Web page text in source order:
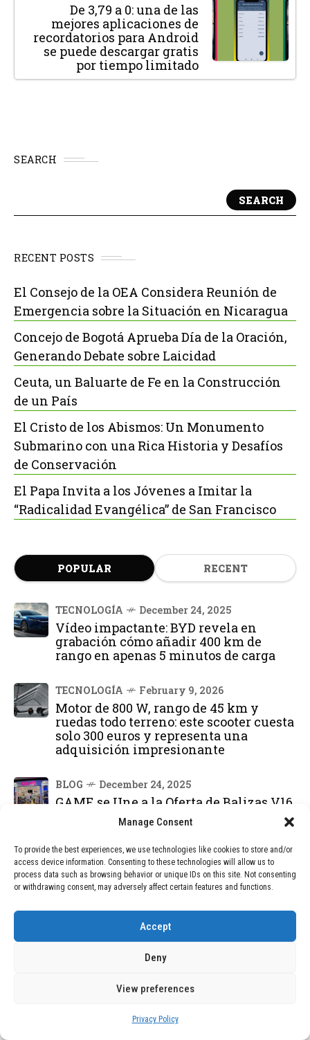
Manage Consent
To provide the best experiences, we use technologies like cookies to store and/or
access device information. Consenting to these technologies will allow us to
process data such as browsing behavior or unique IDs on this site. Not consenting
or withdrawing consent, may adversely affect certain features and functions.
Accept
Deny
View preferences
Privacy Policy
De 3,79 a 0: una de las
mejores aplicaciones de
recordatorios para Android
se puede descargar gratis
por tiempo limitado
SEARCH
SEARCH
RECENT POSTS
El Consejo de la OEA Considera Reunión de
Emergencia sobre la Situación en Nicaragua
Concejo de Bogotá Aprueba Día de la Oración,
Generando Debate sobre Laicidad
Ceuta, un Baluarte de Fe en la Construcción
de un País
El Cristo de los Abismos: Un Monumento
Submarino con una Rica Historia y Desafíos
de Conservación
El Papa Invita a los Jóvenes a Imitar la
“Radicalidad Evangélica” de San Francisco
POPULAR RECENT
TECNOLOGÍA December 24, 2025
Vídeo impactante: BYD revela en
grabación cómo añadir 400 km de
rango en apenas 5 minutos de carga
TECNOLOGÍA February 9, 2026
Motor de 800 W, rango de 45 km y
ruedas todo terreno: este scooter cuesta
solo 300 euros y representa una
adquisición impresionante
BLOG December 24, 2025
GAME se Une a la Oferta de Balizas V16
Geolocalizadas, Obligatorias a Partir de
BLOG December 24, 2025
Devastadora Explosión en Residencia
de Ancianos de Pensilvania Deja al
Menos Dos Víctimas Fatales
TECNOLOGÍA December 24, 2025
grabación cómo añadir 400 km de rango